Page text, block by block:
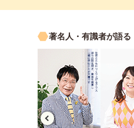
著名人・有識者が語る